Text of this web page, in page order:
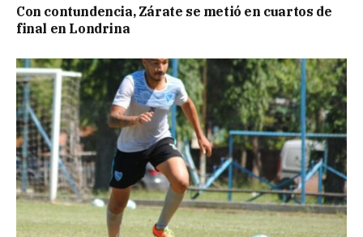
Con contundencia, Zárate se metió en cuartos de
final en Londrina